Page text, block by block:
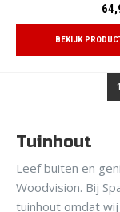
BEKIJK
1
Tuinhout
Leef buiten en
Woodvision. Bij
tuinhout omdat